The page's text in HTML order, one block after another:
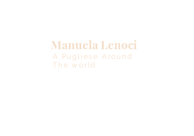
A Pugliese Around
The world
Manuela Lenoci